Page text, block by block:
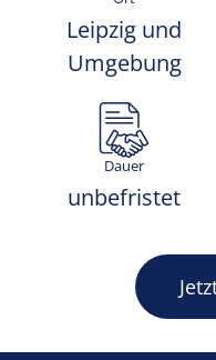
Leipzig und
Umgebung
Dauer
unbefristet